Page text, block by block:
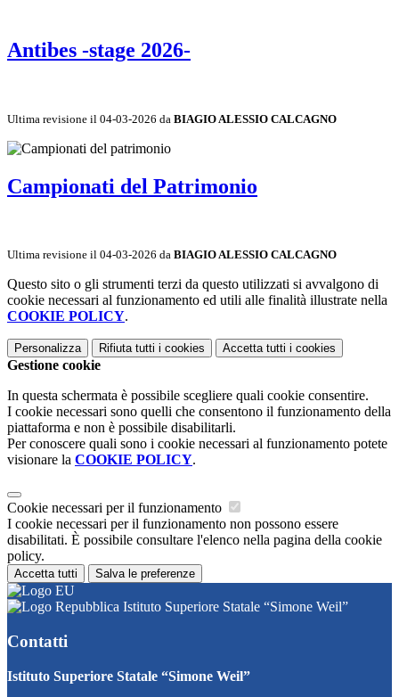
Antibes -stage 2026-
Ultima revisione il 04-03-2026 da BIAGIO ALESSIO CALCAGNO
Campionati del Patrimonio
Ultima revisione il 04-03-2026 da BIAGIO ALESSIO CALCAGNO
Questo sito o gli strumenti terzi da questo utilizzati si avvalgono di
cookie necessari al funzionamento ed utili alle finalità illustrate nella
COOKIE POLICY.
Personalizza Rifiuta tutti i cookies Accetta tutti i cookies
Gestione cookie
In questa schermata è possibile scegliere quali cookie consentire.
I cookie necessari sono quelli che consentono il funzionamento della
piattaforma e non è possibile disabilitarli.
Per conoscere quali sono i cookie necessari al funzionamento potete
visionare la COOKIE POLICY.
Cookie necessari per il funzionamento
I cookie necessari per il funzionamento non possono essere
disabilitati. È possibile consultare l'elenco nella pagina della cookie
policy.
Accetta tutti Salva le preferenze
Istituto Superiore Statale “Simone Weil”
Contatti
Istituto Superiore Statale “Simone Weil”